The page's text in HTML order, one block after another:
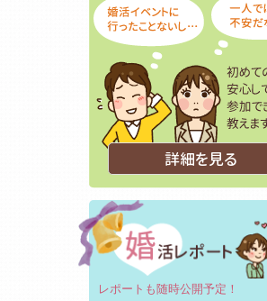
詳細を見る
レポートも随時公開予定！